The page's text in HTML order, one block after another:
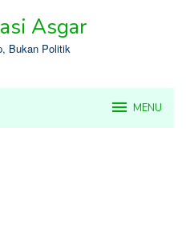
Asgar
Bukan Politik
MENU